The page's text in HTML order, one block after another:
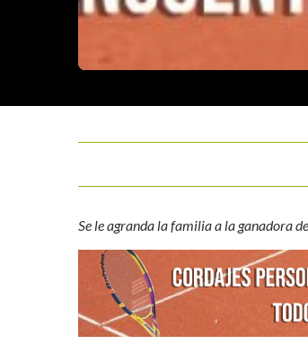
Se le agranda la familia a la ganadora